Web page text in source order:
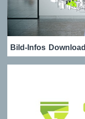
Bild-Infos Download